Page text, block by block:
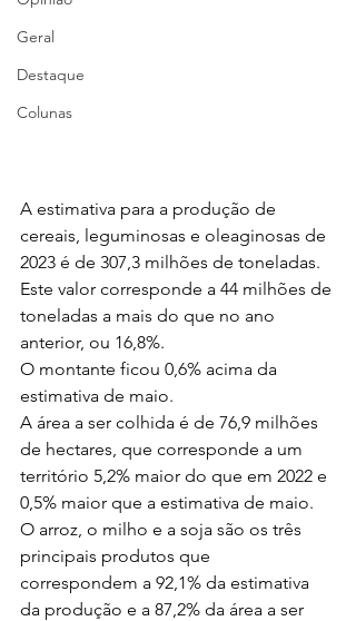
Geral
Destaque
Colunas
A estimativa para a produção de
cereais, leguminosas e oleaginosas de
2023 é de 307,3 milhões de toneladas.
Este valor corresponde a 44 milhões de
toneladas a mais do que no ano
anterior, ou 16,8%.
O montante ficou 0,6% acima da
estimativa de maio.
A área a ser colhida é de 76,9 milhões
de hectares, que corresponde a um
território 5,2% maior do que em 2022 e
0,5% maior que a estimativa de maio.
O arroz, o milho e a soja são os três
principais produtos que
correspondem a 92,1% da estimativa
da produção e a 87,2% da área a ser